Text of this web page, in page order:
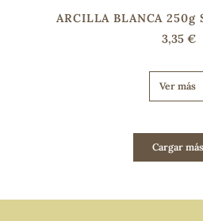
ARCILLA BLANCA 250g
3,35 €
Ver más
Cargar más